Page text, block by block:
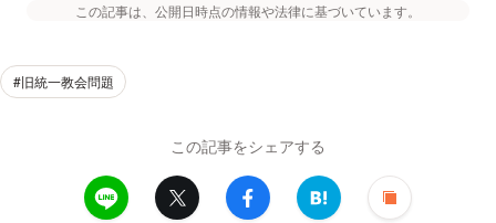
この記事は、公開日時点の情報や法律に基づいています。
#旧統一教会問題
この記事をシェアする